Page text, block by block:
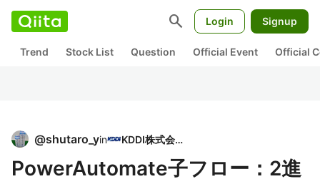
search Login Signup
Trend Stock List Question Official Event Official
@shutaro_yin KDDI株式会社
PowerAutomate子フロー：2進